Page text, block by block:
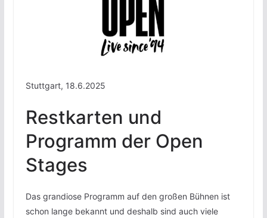
Stuttgart, 18.6.2025
Restkarten und
Programm der Open
Stages
Das grandiose Programm auf den großen Bühnen ist
schon lange bekannt und deshalb sind auch viele